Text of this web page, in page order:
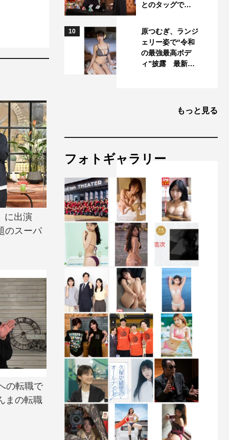
に出演
のスーパ
の転職で
まの転職
とのタッグで…
10
原つむぎ、ランジ
ェリー姿で“令和
の最強最高ボデ
ィ”披露 最新…
もっと見る
フォトギャラリー